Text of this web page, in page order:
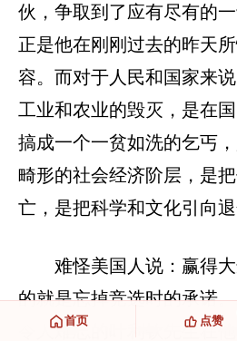
伙，争取到了应有尽有的
正是他在刚刚过去的昨天
容。而对于人民和国家来
工业和农业的毁灭，是在
搞成一个一贫如洗的乞丐
畸形的社会经济阶层，是
亡，是把科学和文化引向退
难怪美国人说：赢得
的就是忘掉竞选时的承诺
令人难忘的叶利钦先生在他
首页 点赞